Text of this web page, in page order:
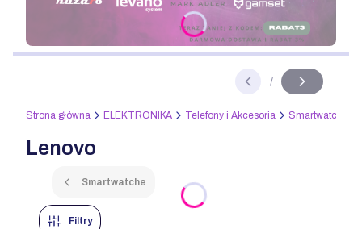
Naciśnij Enter lub spację, aby otworzyć stronę.
Slajd
/
z
Strona główna ELEKTRONIKA Telefony i Akcesoria Smartwatche i
Lenovo
Smartwatche
Filtry